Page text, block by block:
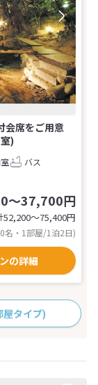
席をご用意
)
バス
～37,700円
52,200〜75,400円
名・1部屋/1泊2日)
の詳細
屋タイプ)